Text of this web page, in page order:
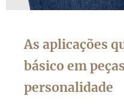
As aplicações
básico em
personalidade